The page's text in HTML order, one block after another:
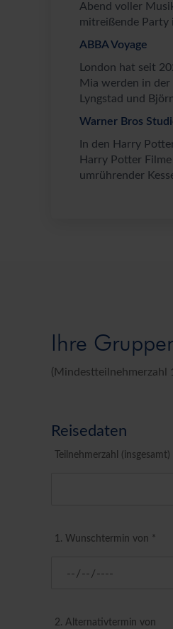
Abend voller
mitreißende Party
ABBA Voyage
London hat seit
Mia werden in der
Lyngstad und
Warner Bros
In den Harry
Harry Potter
umrührender
Ihre
(Mindestteilnehmerzahl
Reisedaten
Teilnehmerzahl (insgesamt)
1. Wunschtermin von *
2. Alternativtermin von